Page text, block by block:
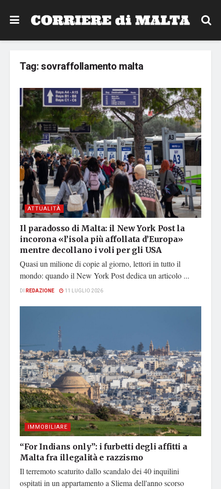
Tag:sovraffollamento malta
ATTUALITÀ
Il paradosso di Malta: il New York Post la
incorona «l’isola più affollata d’Europa»
mentre decollano i voli per gli USA
Quasi un milione di copie al giorno, lettori in tutto il
mondo: quando il New York Post dedica un articolo ...
DI REDAZIONE 11 LUGLIO 2026
IMMOBILIARE
“For Indians only”: i furbetti degli affitti a
Malta fra illegalità e razzismo
Il terremoto scaturito dallo scandalo dei 40 inquilini
ospitati in un appartamento a Sliema dell'anno scorso